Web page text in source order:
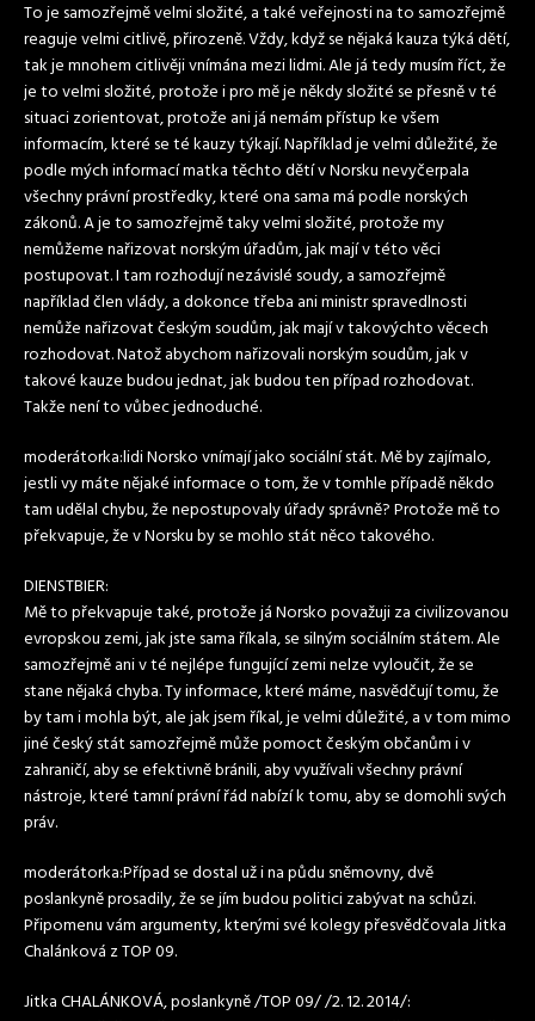
To je samozřejmě velmi složité, a také veřejnosti na to samozřejmě
reaguje velmi citlivě, přirozeně. Vždy, když se nějaká kauza týká dětí,
tak je mnohem citlivěji vnímána mezi lidmi. Ale já tedy musím říct, že
je to velmi složité, protože i pro mě je někdy složité se přesně v té
situaci zorientovat, protože ani já nemám přístup ke všem
informacím, které se té kauzy týkají. Například je velmi důležité, že
podle mých informací matka těchto dětí v Norsku nevyčerpala
všechny právní prostředky, které ona sama má podle norských
zákonů. A je to samozřejmě taky velmi složité, protože my
nemůžeme nařizovat norským úřadům, jak mají v této věci
postupovat. I tam rozhodují nezávislé soudy, a samozřejmě
například člen vlády, a dokonce třeba ani ministr spravedlnosti
nemůže nařizovat českým soudům, jak mají v takovýchto věcech
rozhodovat. Natož abychom nařizovali norským soudům, jak v
takové kauze budou jednat, jak budou ten případ rozhodovat.
Takže není to vůbec jednoduché.
moderátorka:lidi Norsko vnímají jako sociální stát. Mě by zajímalo,
jestli vy máte nějaké informace o tom, že v tomhle případě někdo
tam udělal chybu, že nepostupovaly úřady správně? Protože mě to
překvapuje, že v Norsku by se mohlo stát něco takového.
DIENSTBIER:
Mě to překvapuje také, protože já Norsko považuji za civilizovanou
evropskou zemi, jak jste sama říkala, se silným sociálním státem. Ale
samozřejmě ani v té nejlépe fungující zemi nelze vyloučit, že se
stane nějaká chyba. Ty informace, které máme, nasvědčují tomu, že
by tam i mohla být, ale jak jsem říkal, je velmi důležité, a v tom mimo
jiné český stát samozřejmě může pomoct českým občanům i v
zahraničí, aby se efektivně bránili, aby využívali všechny právní
nástroje, které tamní právní řád nabízí k tomu, aby se domohli svých
práv.
moderátorka:Případ se dostal už i na půdu sněmovny, dvě
poslankyně prosadily, že se jím budou politici zabývat na schůzi.
Připomenu vám argumenty, kterými své kolegy přesvědčovala Jitka
Chalánková z TOP 09.
Jitka CHALÁNKOVÁ, poslankyně /TOP 09/ /2. 12. 2014/: